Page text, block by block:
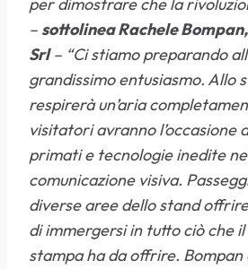
per dimostrare che la
–sottolinea Rachele
Srl– “Ci stiamo preparando
grandissimo entusiasmo. Allo
respirerà un’aria
visitatori avranno l’occasione
primati e tecnologie inedite
comunicazione visiva.
diverse aree dello stand
di immergersi in tutto ciò che
stampa ha da offrire. Bompan